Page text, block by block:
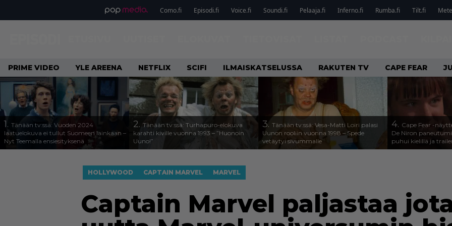
Como.fi Episodi.fi Voice.fi Soundi.fi Pelaaja.fi Inferno.fi Rumba.fi Tilt.fi
PRIME VIDEO YLE AREENA NETFLIX SCIFI ILMAISKATSELUSSA RAKUTEN TV CAPE FEAR
1. Tänään tv:ssä: Vuoden 2024
laatuelokuva ei tullut Suomeen lainkaan –
Nyt Teemalla ensiesityksenä
2. Tänään tv:ssä: Turhapuro-elokuva
karahti kiville vuonna 1993 – ”Huonoin
Uuno!”
3. Tänään tv:ssä: Vesa-Matti Loiri palasi
Uunon rooliin vuonna 1998 – Spede
vetäytyi sivummalle
4. Cape Fear -
De Niron
puhui kielillä ja
HOLLYWOOD CAPTAIN MARVEL MARVEL
Captain Marvel paljastaa